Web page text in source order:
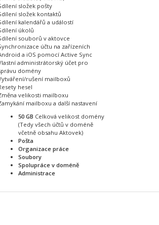
složek pošty
složek kontaktů
kalendářů a událostí
úkolů
souborů v aktovce
účtu na zařízeních
a iOS pomocí Active Sync
administrátorský účet pro
domény
rušení mailboxů
hesel
velikosti mailboxu
mailboxu a další nastavení
50 GB Celková velikost domény
(Tedy všech účtů v doméně
včetně obsahu Aktovek)
Pošta
Organizace práce
Soubory
Spolupráce v doméně
Administrace